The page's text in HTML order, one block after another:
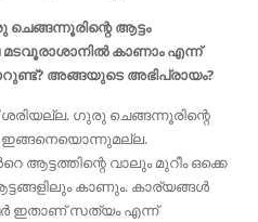
ആട്ടം
കാണാം എന്ന്
അങ്ങയുടെ അഭിപ്രായം?
ഗുരു ചെങ്ങന്നൂരിന്റെ
ഇങ്ങനെയൊന്നുമല്ല.
ആട്ടത്തിന്റെ വാലും മുറീം ഒക്കെ
കാണും. കാര്യങ്ങൾ
ഇതാണ് സത്യം എന്ന്